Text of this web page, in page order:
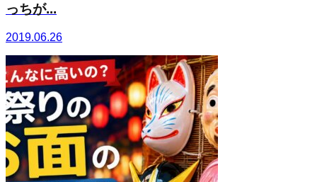
っちが...
2019.06.26